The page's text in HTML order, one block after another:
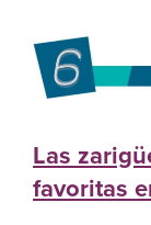
Las
favoritas